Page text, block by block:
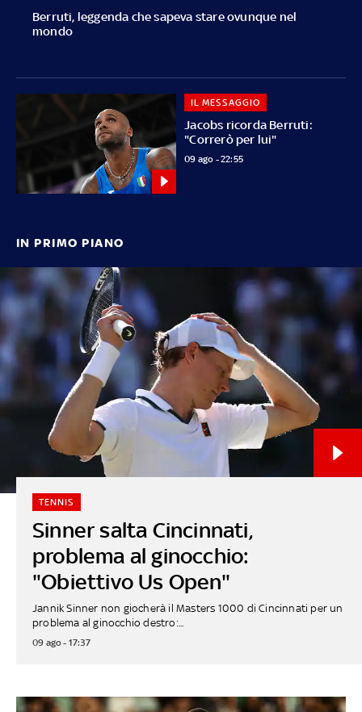
Berruti, leggenda che sapeva stare ovunque nel
mondo
Jacobs ricorda Berruti:
"Correrò per lui"
IL MESSAGGIO
09 ago - 22:55
IN PRIMO PIANO
Sinner salta Cincinnati,
problema al ginocchio:
"Obiettivo Us Open"
TENNIS
Jannik Sinner non giocherà il Masters 1000 di Cincinnati per un
problema al ginocchio destro:...
09 ago - 17:37